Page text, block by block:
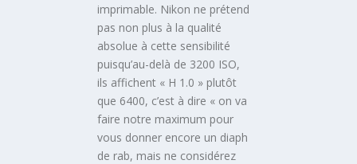
imprimable. Nikon ne prétend
pas non plus à la qualité
absolue à cette sensibilité
puisqu’au-delà de 3200 ISO,
ils affichent « H 1.0 » plutôt
que 6400, c’est à dire « on va
faire notre maximum pour
vous donner encore un diaph
de rab, mais ne considérez